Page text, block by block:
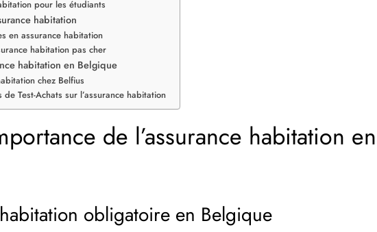
pour les étudiants
habitation
en assurance habitation
habitation pas cher
habitation en Belgique
chez Belfius
Test-Achats sur l’assurance habitation
de l’assurance habitation en
habitation obligatoire en Belgique